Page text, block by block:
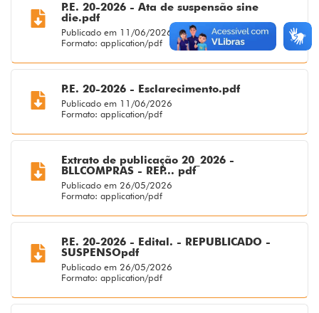
P.E. 20-2026 - Ata de suspensão sine
die.pdf
Publicado em 11/06/2026
Formato: application/pdf
P.E. 20-2026 - Esclarecimento.pdf
Publicado em 11/06/2026
Formato: application/pdf
Extrato de publicação 20_2026 -
BLLCOMPRAS - REP... pdf
Publicado em 26/05/2026
Formato: application/pdf
P.E. 20-2026 - Edital. - REPUBLICADO -
SUSPENSOpdf
Publicado em 26/05/2026
Formato: application/pdf